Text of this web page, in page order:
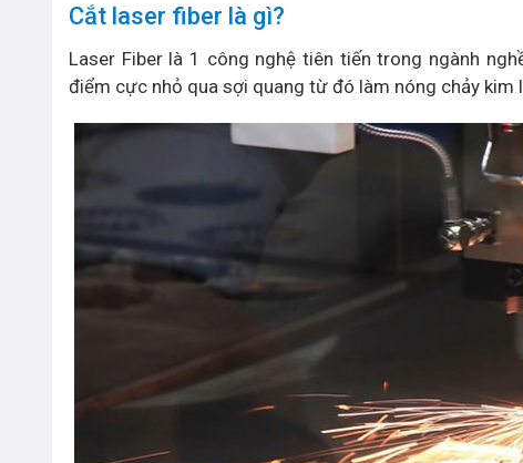
Cắt laser fiber là gì?
Laser Fiber là 1 công nghệ tiên tiến trong ngành
điểm cực nhỏ qua sợi quang từ đó làm nóng chảy kim